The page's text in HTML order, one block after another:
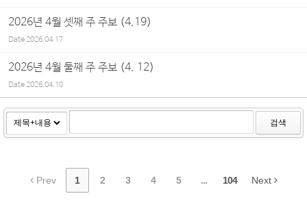
2026년 4월 셋째 주 주보 (4.19)
Date2026.04.17
2026년 4월 둘째 주 주보 (4. 12)
Date2026.04.10
검색
Prev 1 2 3 4 5 ... 104 Next